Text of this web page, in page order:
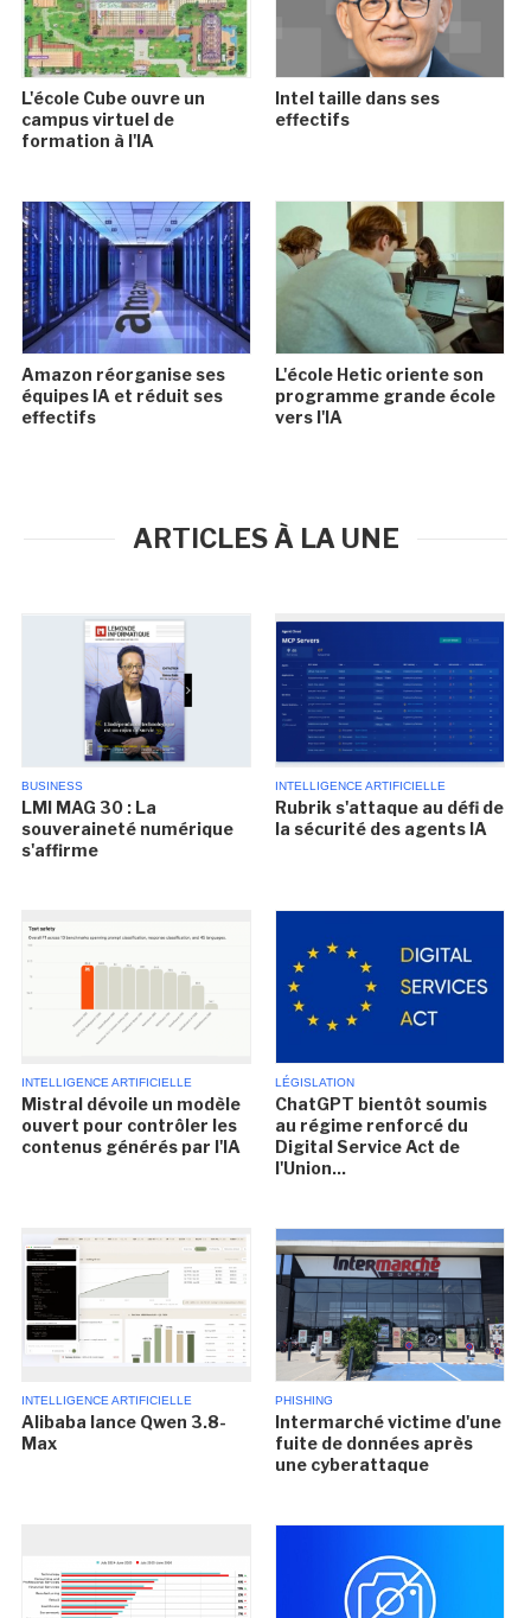
L'école Cube ouvre un
campus virtuel de
formation à l'IA
Intel taille dans ses
effectifs
Amazon réorganise ses
équipes IA et réduit ses
effectifs
L'école Hetic oriente son
programme grande école
vers l'IA
ARTICLES À LA UNE
BUSINESS
LMI MAG 30 : La
souveraineté numérique
s'affirme
INTELLIGENCE ARTIFICIELLE
Rubrik s'attaque au défi de
la sécurité des agents IA
INTELLIGENCE ARTIFICIELLE
Mistral dévoile un modèle
ouvert pour contrôler les
contenus générés par l'IA
LÉGISLATION
ChatGPT bientôt soumis
au régime renforcé du
Digital Service Act de
l'Union...
INTELLIGENCE ARTIFICIELLE
Alibaba lance Qwen 3.8-
Max
PHISHING
Intermarché victime d'une
fuite de données après
une cyberattaque